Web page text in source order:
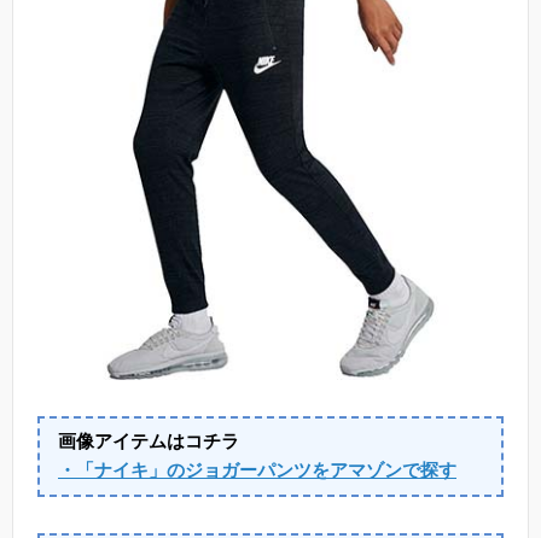
画像アイテムはコチラ
・「ナイキ」のジョガーパンツをアマゾンで探す